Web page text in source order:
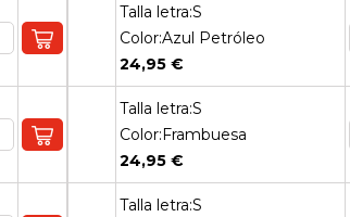
Talla letra:S
Color:Azul Petróleo
24,95 €
Talla letra:S
Color:Frambuesa
24,95 €
Talla letra:S